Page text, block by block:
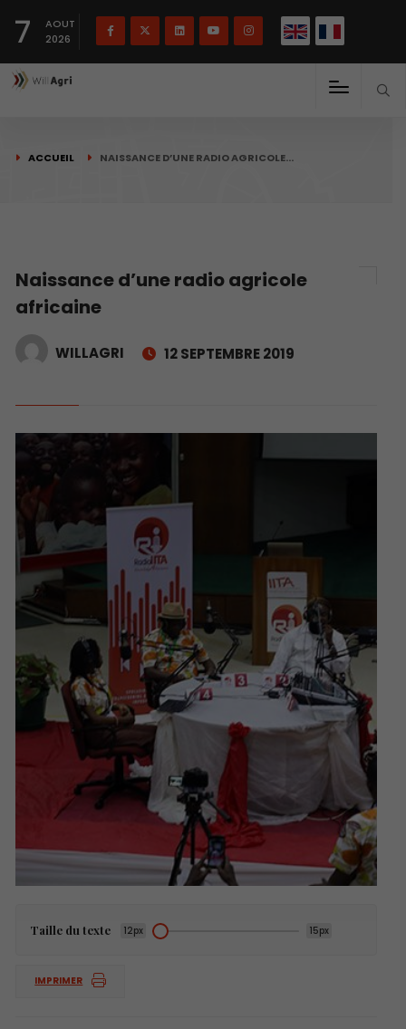
7
AOUT
2026
ACCUEIL NAISSANCE D’UNE RADIO AGRICOLE…
Naissance d’une radio agricole
africaine
WILLAGRI 12 SEPTEMBRE 2019
Taille du texte 12px 15px
IMPRIMER
Français English(English)